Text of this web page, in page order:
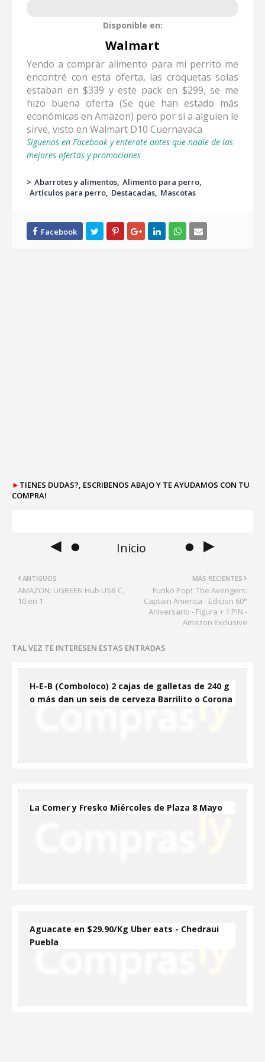
Disponible en:
Walmart
Yendo a comprar alimento para mi perrito me
encontré con esta oferta, las croquetas solas
estaban en $339 y este pack en $299, se me
hizo buena oferta (Se que han estado más
económicas en Amazon) pero por si a alguien le
sirve, visto en Walmart D10 Cuernavaca
Siguenos en Facebook y enterate antes que nadie de las
mejores ofertas y promociones
> Abarrotes y alimentos Alimento para perro
Artículos para perro Destacadas Mascotas
► TIENES DUDAS?, ESCRIBENOS ABAJO Y TE AYUDAMOS CON TU
COMPRA!
◄ ● Inicio ● ►
MÁS RECIENTES
Funko Pop!: The Avengers:
Captain America - Edicion 60°
Aniversario - Figura + 1 PIN -
Amazon Exclusive
ANTIGUOS
AMAZON: UGREEN Hub USB C,
10 en 1
TAL VEZ TE INTERESEN ESTAS ENTRADAS
H-E-B (Comboloco) 2 cajas de galletas de 240 g
o más dan un seis de cerveza Barrilito o Corona
La Comer y Fresko Miércoles de Plaza 8 Mayo
Aguacate en $29.90/Kg Uber eats - Chedraui
Puebla